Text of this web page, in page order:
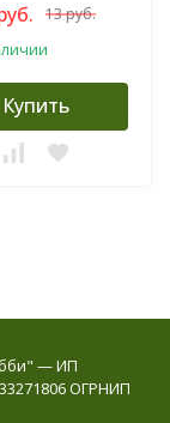
13 руб.
Купить
— ИП
ОГРНИП